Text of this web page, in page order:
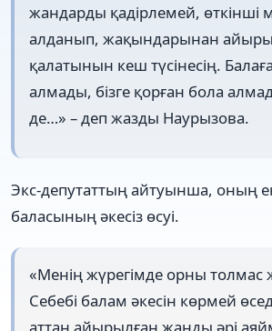
жандарды қадірлемей, өткінші
алданып, жақындарынан
қалатынын кеш түсінесің.
алмады, бізге қорған бола
де…» – деп жазды Наурызова.
Экс-депутаттың айтуынша, оның ең
баласының әкесіз өсуі.
«Менің жүрегімде орны толмас
Себебі балам әкесін көрмей
аттан айырылған жанды әрі